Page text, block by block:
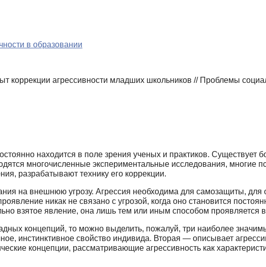
в образовании
коррекции агрессивности младших школьников // Проблемы
находится в поле зрения ученых и практиков. Существует
многочисленные экспериментальные исследования, многие
разрабатывают технику его коррекции.
на внешнюю угрозу. Агрессия необходима для самозащиты,
никак не связано с угрозой, когда оно становится
взятое явление, она лишь тем или иным способом проявляется
концепций, то можно выделить, пожалуй, три наиболее
инстинктивное свойство индивида. Вторая — описывает
концепции, рассматривающие агрессивность как